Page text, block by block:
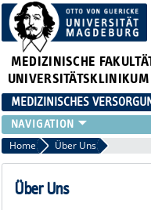
MEDIZINISCHE
MEDIZINISCHES
ÜBER UNS
FACHBEREICHE
KARRIERE
Home Über Uns
Über Uns